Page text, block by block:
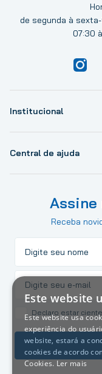
de segunda à
07:30
Institucional
Central de ajuda
Receba
Declaro estar
Este website
Este website usa
experiência do
website, estará a
cookies de acordo
Cookies. Ler mais